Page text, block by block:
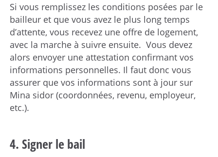
Si vous remplissez les conditions posées par le
bailleur et que vous avez le plus long temps
d’attente, vous recevez une offre de logement,
avec la marche à suivre ensuite. Vous devez
alors envoyer une attestation confirmant vos
informations personnelles. Il faut donc vous
assurer que vos informations sont à jour sur
Mina sidor (coordonnées, revenu, employeur,
etc.).
4. Signer le bail